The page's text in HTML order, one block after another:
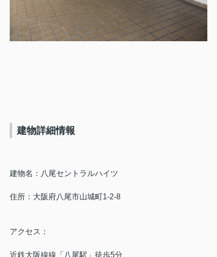
建物詳細情報
建物名：八尾セントラルハイツ
住所：大阪府八尾市山城町1-2-8
アクセス：
近鉄大阪線線「八尾駅」徒歩5分